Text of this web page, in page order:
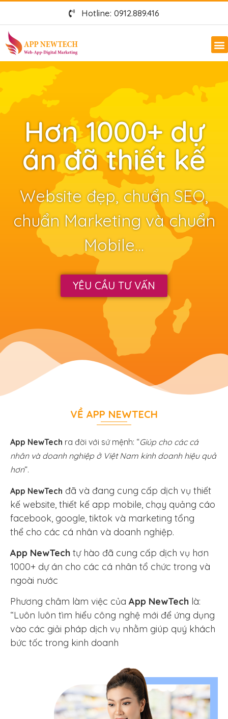
Hotline: 0912.889.416
Hơn 1000+ dự
án đã thiết kế
Website đẹp, chuẩn SEO,
chuẩn Marketing và chuẩn
Mobile…
YÊU CẦU TƯ VẤN
VỀ APP NEWTECH
App NewTech ra đời với sứ mệnh: “Giúp cho các cá
nhân và doanh nghiệp ở Việt Nam kinh doanh hiệu quả
hơn“.
App NewTech đã và đang cung cấp dịch vụ thiết
kế website, thiết kế app mobile, chạy quảng cáo
facebook, google, tiktok và marketing tổng
thể cho các cá nhân và doanh nghiệp.
App NewTech tự hào đã cung cấp dịch vụ hơn
1000+ dự án cho các cá nhân tổ chức trong và
ngoài nước
Phương châm làm việc của App NewTech là:
“Luôn luôn tìm hiểu công nghệ mới để ứng dụng
vào các giải pháp dịch vụ nhằm giúp quý khách
bức tốc trong kinh doanh